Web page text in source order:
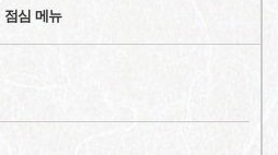
점심 메뉴